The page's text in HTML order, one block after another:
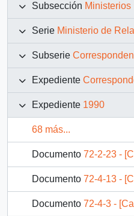
Subsección Ministerios
Serie Ministerio de
Subserie
Expediente
Expediente 1990
68 más...
Documento 72-2-23 - [Carta del Presidente
Documento 72-4-13 - [Carta del Presidente Aylwin al
Documento 72-4-3 - [Carta del Presidente